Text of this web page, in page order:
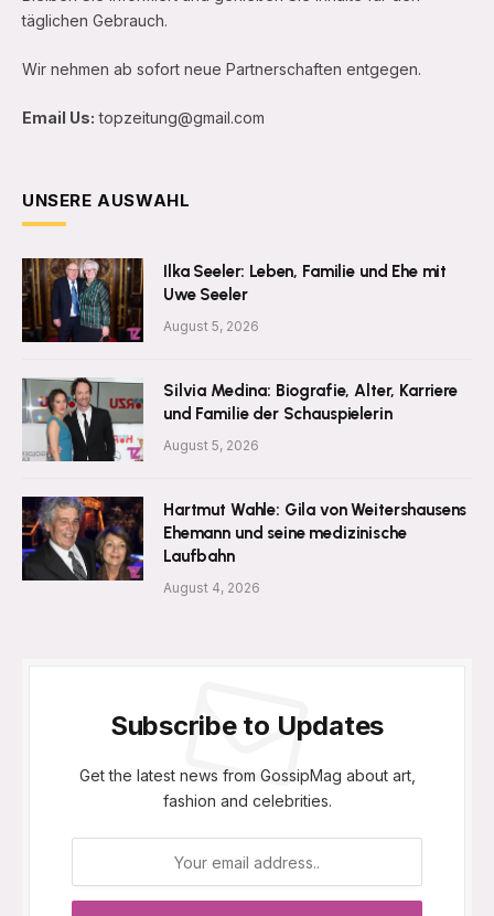
täglichen Gebrauch.
Wir nehmen ab sofort neue Partnerschaften entgegen.
Email Us: topzeitung@gmail.com
UNSERE AUSWAHL
Ilka Seeler: Leben, Familie und Ehe mit
Uwe Seeler
August 5, 2026
Silvia Medina: Biografie, Alter, Karriere
und Familie der Schauspielerin
August 5, 2026
Hartmut Wahle: Gila von Weitershausens
Ehemann und seine medizinische
Laufbahn
August 4, 2026
Subscribe to Updates
Get the latest news from GossipMag about art,
fashion and celebrities.